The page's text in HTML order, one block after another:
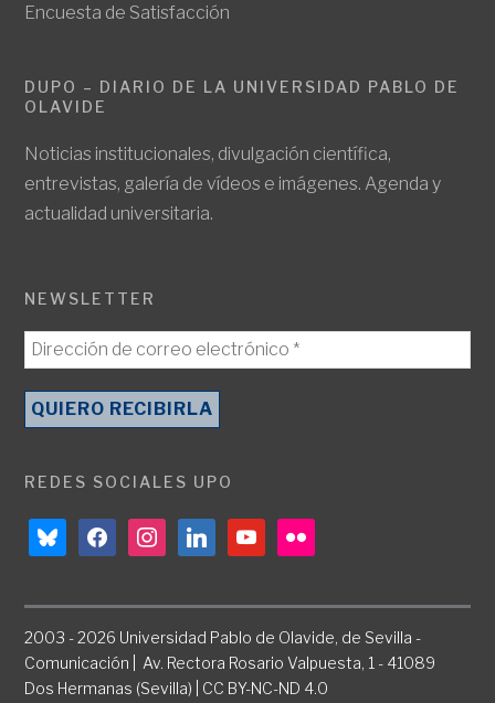
Encuesta de Satisfacción
DUPO – DIARIO DE LA UNIVERSIDAD PABLO DE
OLAVIDE
Noticias institucionales, divulgación científica,
entrevistas, galería de vídeos e imágenes. Agenda y
actualidad universitaria.
NEWSLETTER
REDES SOCIALES UPO
blueskyfacebookinstagramlinkedinyoutubeflickr
2003 - 2026 Universidad Pablo de Olavide, de Sevilla -
Comunicación | Av. Rectora Rosario Valpuesta, 1 - 41089
Dos Hermanas (Sevilla) | CC BY-NC-ND 4.0